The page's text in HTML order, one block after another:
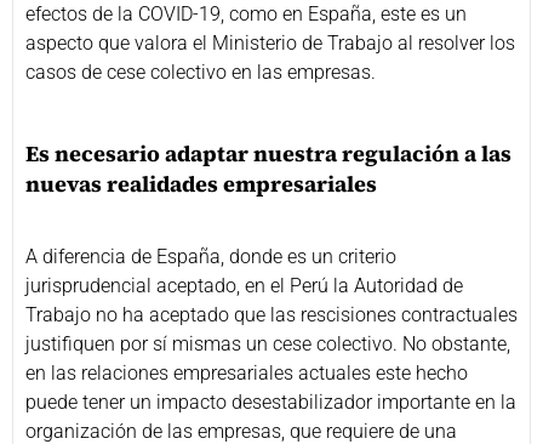
efectos de la COVID-19, como en España, este es un
aspecto que valora el Ministerio de Trabajo al resolver los
casos de cese colectivo en las empresas.
Es necesario adaptar nuestra regulación a las
nuevas realidades empresariales
A diferencia de España, donde es un criterio
jurisprudencial aceptado, en el Perú la Autoridad de
Trabajo no ha aceptado que las rescisiones contractuales
justifiquen por sí mismas un cese colectivo. No obstante,
en las relaciones empresariales actuales este hecho
puede tener un impacto desestabilizador importante en la
organización de las empresas, que requiere de una